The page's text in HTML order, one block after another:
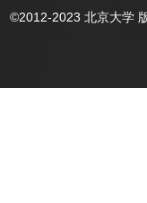
©2012-2023 北京大学